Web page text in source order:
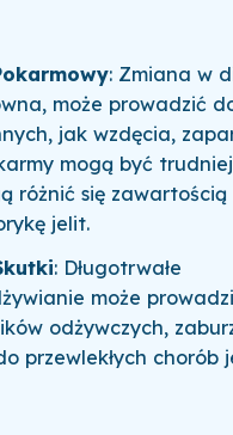
: Zmiana w
może prowadzić
jak wzdęcia,
mogą być
różnić się zawartością
jelit.
: Długotrwałe
może
odżywczych,
przewlekłych chorób